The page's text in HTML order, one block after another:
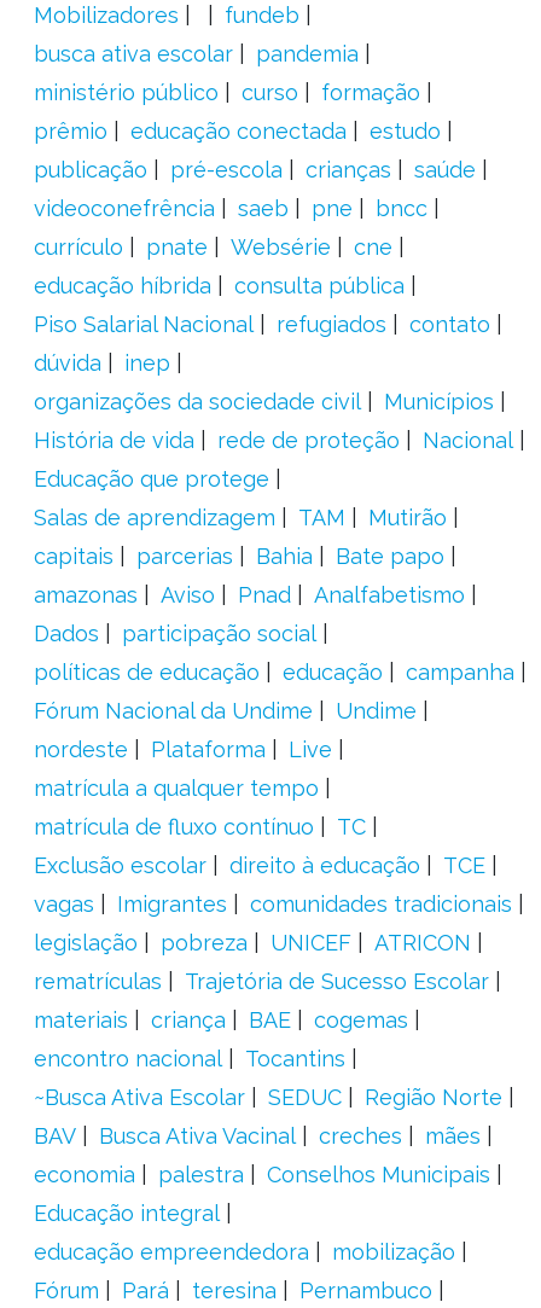
Mobilizadores
fundeb
busca ativa escolar
pandemia
ministério público
curso
formação
prêmio
educação conectada
estudo
publicação
pré-escola crianças
saúde
videoconefrência
saeb pne
bncc
currículo
pnate Websérie
cne
educação híbrida
consulta pública
Piso Salarial Nacional
refugiados
contato
dúvida
inep
organizações da sociedade civil
Municípios
História de vida
rede de proteção
Nacional
Educação que protege
Salas de aprendizagem
TAM
Mutirão
capitais
parcerias Bahia
Bate papo
amazonas
Aviso Pnad
Analfabetismo
Dados
participação social
políticas de educação
educação
campanha
Fórum Nacional da Undime
Undime
nordeste
Plataforma
Live
matrícula a qualquer tempo
matrícula de fluxo contínuo
TC
Exclusão escolar
direito à educação
TCE
vagas
Imigrantes
comunidades tradicionais
legislação
pobreza UNICEF
ATRICON
rematrículas
Trajetória de Sucesso Escolar
materiais
criança BAE
cogemas
encontro nacional
Tocantins
~Busca Ativa Escolar
SEDUC
Região Norte
BAV
Busca Ativa Vacinal creches
mães
economia
palestra
Conselhos Municipais
Educação integral
educação empreendedora
mobilização
Fórum
Pará teresina Pernambuco